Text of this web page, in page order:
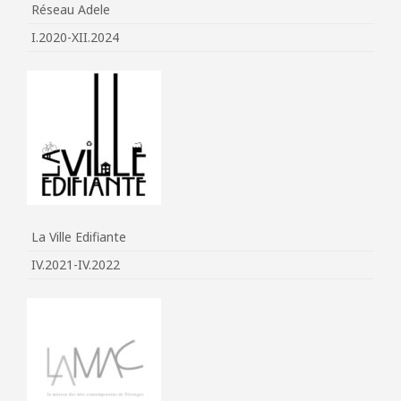
Réseau Adele
I.2020-XII.2024
La Ville Edifiante
IV.2021-IV.2022